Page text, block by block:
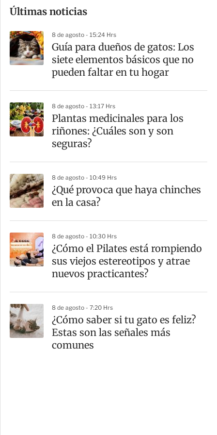
m
a
r
t
Últimas noticias
8 de agosto - 15:24 Hrs
Guía para dueños de gatos: Los
siete elementos básicos que no
pueden faltar en tu hogar
8 de agosto - 13:17 Hrs
Plantas medicinales para los
riñones: ¿Cuáles son y son
seguras?
8 de agosto - 10:49 Hrs
¿Qué provoca que haya chinches
en la casa?
8 de agosto - 10:30 Hrs
¿Cómo el Pilates está rompiendo
sus viejos estereotipos y atrae
nuevos practicantes?
8 de agosto - 7:20 Hrs
¿Cómo saber si tu gato es feliz?
Estas son las señales más
comunes